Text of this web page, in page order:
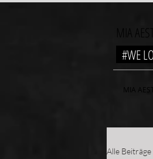
MIA
#WE
MIA
Alle Beiträge